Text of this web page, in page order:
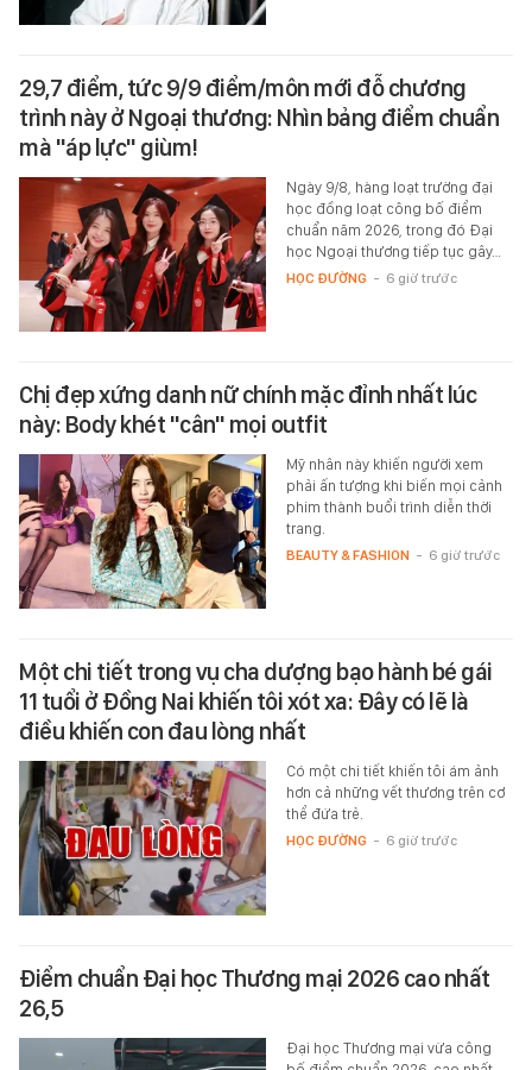
29,7 điểm, tức 9/9 điểm/môn mới đỗ chương
trình này ở Ngoại thương: Nhìn bảng điểm chuẩn
mà "áp lực" giùm!
Ngày 9/8, hàng loạt trường đại
học đồng loạt công bố điểm
chuẩn năm 2026, trong đó Đại
học Ngoại thương tiếp tục gây…
HỌC ĐƯỜNG - 6 giờ trước
Chị đẹp xứng danh nữ chính mặc đỉnh nhất lúc
này: Body khét "cân" mọi outfit
Mỹ nhân này khiến người xem
phải ấn tượng khi biến mọi cảnh
phim thành buổi trình diễn thời
trang.
BEAUTY & FASHION - 6 giờ trước
Một chi tiết trong vụ cha dượng bạo hành bé gái
11 tuổi ở Đồng Nai khiến tôi xót xa: Đây có lẽ là
điều khiến con đau lòng nhất
Có một chi tiết khiến tôi ám ảnh
hơn cả những vết thương trên cơ
thể đứa trẻ.
HỌC ĐƯỜNG - 6 giờ trước
Điểm chuẩn Đại học Thương mại 2026 cao nhất
26,5
Đại học Thương mại vừa công